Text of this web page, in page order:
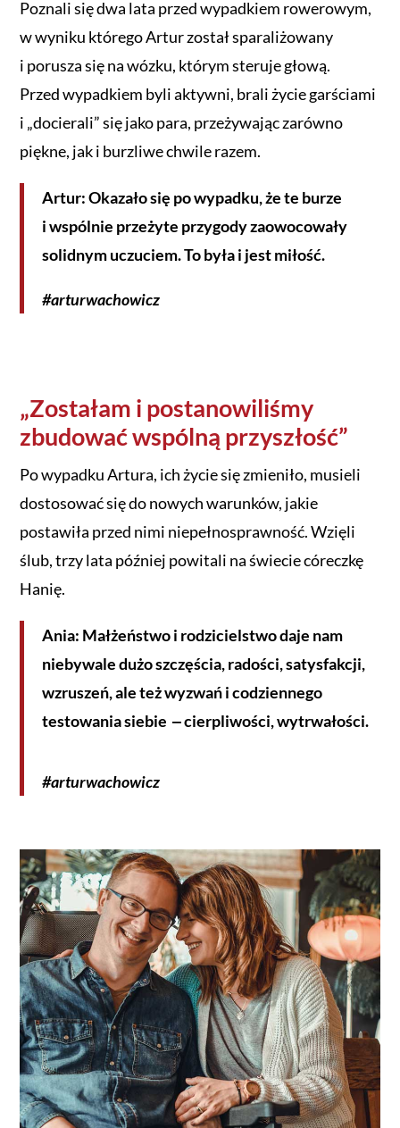
Poznali się dwa lata przed wypadkiem rowerowym,
w wyniku którego Artur został sparaliżowany
i porusza się na wózku, którym steruje głową.
Przed wypadkiem byli aktywni, brali życie garściami
i „docierali” się jako para, przeżywając zarówno
piękne, jak i burzliwe chwile razem.
Artur: Okazało się po wypadku, że te burze
i wspólnie przeżyte przygody zaowocowały
solidnym uczuciem. To była i jest miłość.
#arturwachowicz
„Zostałam i postanowiliśmy
zbudować wspólną przyszłość”
Po wypadku Artura, ich życie się zmieniło, musieli
dostosować się do nowych warunków, jakie
postawiła przed nimi niepełnosprawność. Wzięli
ślub, trzy lata później powitali na świecie córeczkę
Hanię.
Ania: Małżeństwo i rodzicielstwo daje nam
niebywale dużo szczęścia, radości, satysfakcji,
wzruszeń, ale też wyzwań i codziennego
testowania siebie ‒ cierpliwości, wytrwałości.
#arturwachowicz